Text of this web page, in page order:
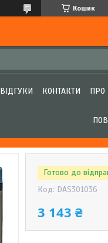
Кошик
ВІДГУКИ КОНТАКТИ ПРО
Готово до
Код: DAS301036
3 143 ₴